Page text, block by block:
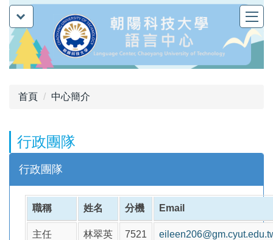
跳
到
主
要
內
首頁 中心簡介
行政團隊
行政團隊
職稱 姓名 分機 Email
主任 林翠英 7521